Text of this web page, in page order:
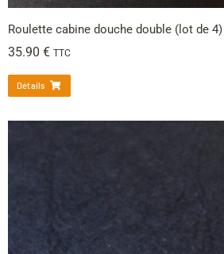
Roulette cabine douche double (lot de
35.90 € TTC
Détails